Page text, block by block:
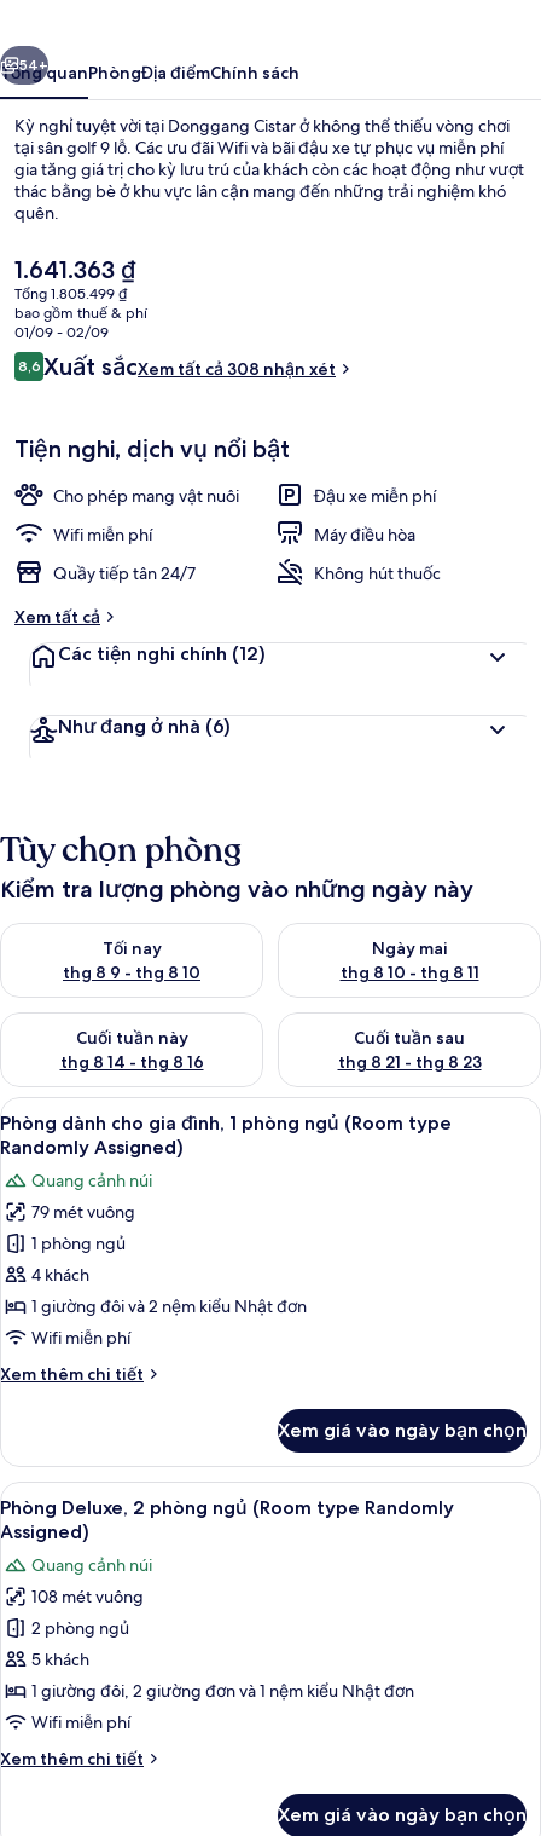
Tiếp
54+
Tổng quanPhòngĐịa điểmChính sách
Kỳ nghỉ tuyệt vời tại Donggang Cistar ở không thể thiếu vòng chơi
tại sân golf 9 lỗ. Các ưu đãi Wifi và bãi đậu xe tự phục vụ miễn phí
gia tăng giá trị cho kỳ lưu trú của khách còn các hoạt động như vượt
thác bằng bè ở khu vực lân cận mang đến những trải nghiệm khó
quên.
Giá
hiện
tại
là
1.641.363 ₫
1.641.363 ₫
Tổng 1.805.499 ₫
bao gồm thuế & phí
01/09 - 02/09
Nhận
xét
8,68,6 trên 10,
Xuất sắcXem tất cả 308 nhận xét
Tiện nghi, dịch vụ nổi bật
Cho phép mang vật nuôi
Đậu xe miễn phí
Wifi miễn phí
Máy điều hòa
Quầy tiếp tân 24/7
Không hút thuốc
Xem tất cả
Các tiện nghi chính (12)
Như đang ở nhà (6)
Tùy chọn phòng
Kiểm tra lượng phòng vào những ngày này
Tối nay
thg 8 9 - thg 8 10
Kiểm tra lượng phòng tối nay từ thg 8 9 - thg 8 10
Ngày mai
thg 8 10 - thg 8 11
Kiểm tra lượng phòng ngày
Cuối tuần này
thg 8 14 - thg 8 16
Kiểm tra lượng phòng cuối tuần này từ thg 8 14 - thg 8 16
Cuối tuần sau
thg 8 21 - thg 8 23
Kiểm tra lượng phòng cuối
Xem
tất
ảnh
Phòng
dành
cho
gia
đình,
phòng
type
Randomly
Assigned)
Phòng dành cho gia đình, 1 phòng
3
Phòng dành cho gia đình, 1 phòng ngủ (Room type
Randomly Assigned)
Quang cảnh núi
79 mét vuông
1 phòng ngủ
4 khách
1 giường đôi và 2 nệm kiểu Nhật đơn
Wifi miễn phí
Xem thêm chi tiết
Chi
Phòng
dành
cho
gia
đình,
phòng
ngủ
(Room
type
Assigned)
Xem giá vào ngày bạn chọn
Xem
tất
ảnh
Phòng
Deluxe,
2
phòng
ngủ
type
Phòng Deluxe, 2 phòng ngủ (Room
3
Phòng Deluxe, 2 phòng ngủ (Room type Randomly
Assigned)
Quang cảnh núi
108 mét vuông
2 phòng ngủ
5 khách
1 giường đôi, 2 giường đơn và 1 nệm kiểu Nhật đơn
Wifi miễn phí
Xem thêm chi tiết
Chi
Xem giá vào ngày bạn chọn